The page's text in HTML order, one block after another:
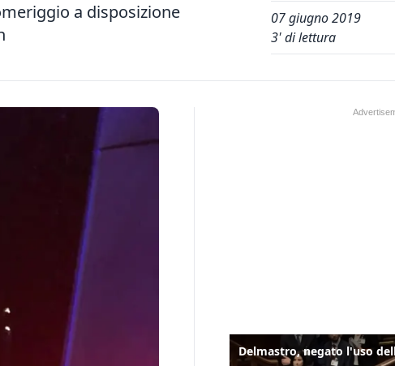
a disposizione
07 giugno 2019
3' di lettura